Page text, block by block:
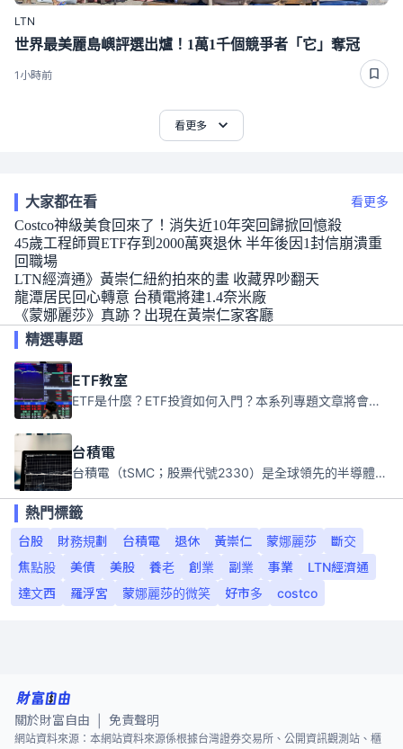
LTN
世界最美麗島嶼評選出爐！1萬1千個競爭者「它」奪冠
1小時前
看更多
大家都在看 看更多
Costco神級美食回來了！消失近10年突回歸掀回憶殺
45歲工程師買ETF存到2000萬爽退休 半年後因1封信崩潰重
回職場
LTN經濟通》黃崇仁紐約拍來的畫 收藏界吵翻天
龍潭居民回心轉意 台積電將建1.4奈米廠
《蒙娜麗莎》真跡？出現在黃崇仁家客廳
精選專題
ETF教室
ETF是什麼？ETF投資如何入門？本系列專題文章將會告訴你新手必須知道的ETF基礎知識。
台積電
台積電（tSMC；股票代號2330）是全球領先的半導體代工公司，成立於1987年，總部位於台灣新竹。且已於美國、日本、德國及中國設廠，台積電是全球首家專業積體電路製造服務公司，也是全球最先進和最大規模的半導體代工廠。
熱門標籤
台股
財務規劃 台積電 退休 黃崇仁 蒙娜麗莎
斷交
焦點股
美債 美股 養老 創業 副業 事業
LTN經濟通
達文西
羅浮宮 蒙娜麗莎的微笑 好市多 costco
關於財富自由 免責聲明
網站資料來源：本網站資料來源係根據台灣證券交易所、公開資訊觀測站、櫃